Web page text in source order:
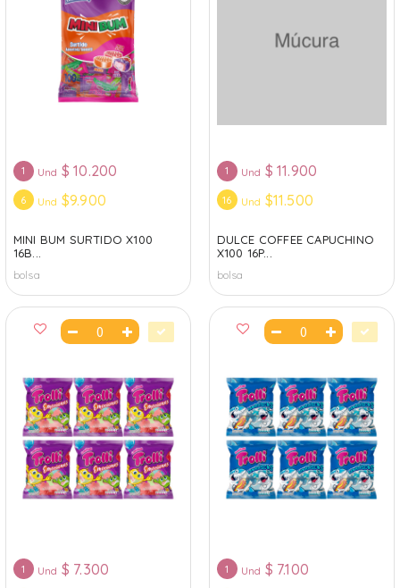
1 Und $ 10.200
6 Und $9.900
MINI BUM SURTIDO X100
16B...
bolsa
1 Und $ 11.900
16 Und $11.500
DULCE COFFEE CAPUCHINO
X100 16P...
bolsa
1 Und $ 7.300 1 Und $ 7.100